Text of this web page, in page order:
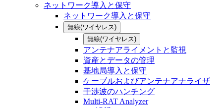
ネットワーク導入と保守
ネットワーク導入と保守
無線(ワイヤレス)
無線(ワイヤレス)
アンテナアライメントと監視
資産とデータの管理
基地局導入と保守
ケーブルおよびアンテナアナライザ
干渉波のハンチング
Multi-RAT Analyzer